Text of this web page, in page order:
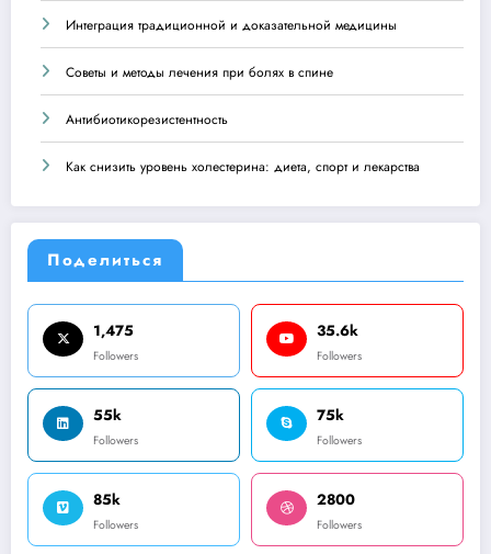
Интеграция традиционной и доказательной медицины
Советы и методы лечения при болях в спине
Антибиотикорезистентность
Как снизить уровень холестерина: диета, спорт и лекарства
Поделиться
1,475
Followers
35.6k
Followers
55k
Followers
75k
Followers
85k
Followers
2800
Followers